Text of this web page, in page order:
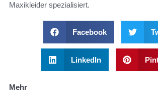
Maxikleider spezialisiert.
Facebook
LinkedIn
Mehr